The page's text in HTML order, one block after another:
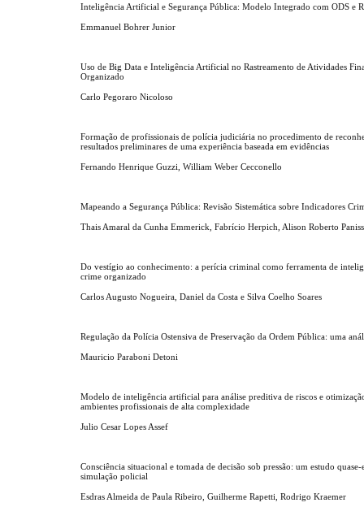
Inteligência Artificial e Segurança Pública: Modelo Integrado com ODS e
Emmanuel Bohrer Junior
Uso de Big Data e Inteligência Artificial no Rastreamento de Atividades
Organizado
Carlo Pegoraro Nicoloso
Formação de profissionais de polícia judiciária no procedimento de
resultados preliminares de uma experiência baseada em evidências
Fernando Henrique Guzzi, William Weber Cecconello
Mapeando a Segurança Pública: Revisão Sistemática sobre Indicadores
Thais Amaral da Cunha Emmerick, Fabrício Herpich, Alison Roberto
Do vestígio ao conhecimento: a perícia criminal como ferramenta de
crime organizado
Carlos Augusto Nogueira, Daniel da Costa e Silva Coelho Soares
Regulação da Polícia Ostensiva de Preservação da Ordem Pública: uma
Mauricio Paraboni Detoni
Modelo de inteligência artificial para análise preditiva de riscos e
ambientes profissionais de alta complexidade
Julio Cesar Lopes Assef
Consciência situacional e tomada de decisão sob pressão: um estudo
simulação policial
Esdras Almeida de Paula Ribeiro, Guilherme Rapetti, Rodrigo Kraemer